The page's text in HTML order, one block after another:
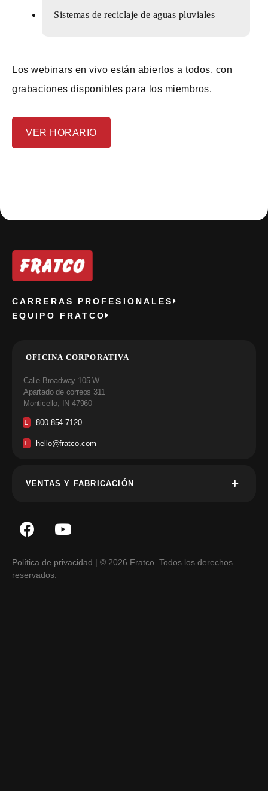
Sistemas de reciclaje de aguas pluviales
Los webinars en vivo están abiertos a todos, con
grabaciones disponibles para los miembros.
VER HORARIO
CARRERAS PROFESIONALES
EQUIPO FRATCO
OFICINA CORPORATIVA
Calle Broadway 105 W.
Apartado de correos 311
Monticello, IN 47960
800-854-7120
hello@fratco.com
VENTAS Y FABRICACIÓN
Política de privacidad | © 2026 Fratco. Todos los derechos
reservados.